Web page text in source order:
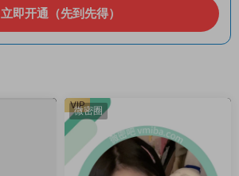
立即开通（先到先得）
微密圈
VIP